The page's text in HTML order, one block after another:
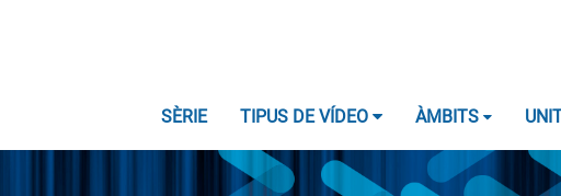
SÈRIE TIPUS DE VÍDEO ÀMBITS